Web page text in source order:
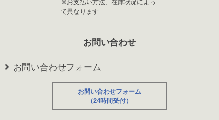
※お支払い方法、在庫状況によっ
て異なります
お問い合わせ
お問い合わせフォーム
お問い合わせフォーム
（24時間受付）